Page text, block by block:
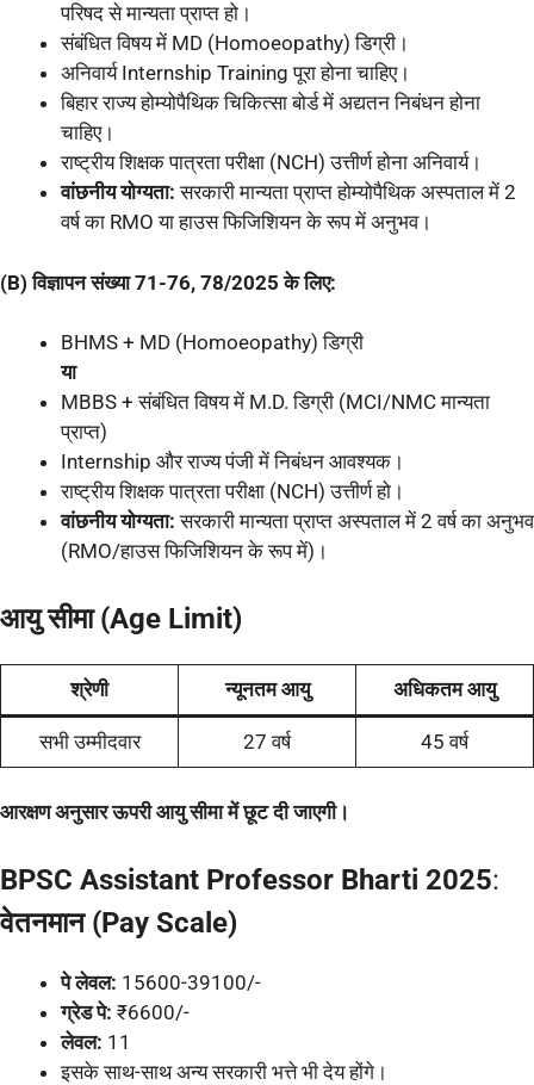
परिषद से मान्यता प्राप्त हो।
संबंधित विषय में MD (Homoeopathy) डिग्री।
अनिवार्य Internship Training पूरा होना चाहिए।
बिहार राज्य होम्योपैथिक चिकित्सा बोर्ड में अद्यतन निबंधन होना
चाहिए।
राष्ट्रीय शिक्षक पात्रता परीक्षा (NCH) उत्तीर्ण होना अनिवार्य।
वांछनीय योग्यता: सरकारी मान्यता प्राप्त होम्योपैथिक अस्पताल में 2
वर्ष का RMO या हाउस फिजिशियन के रूप में अनुभव।
(B) विज्ञापन संख्या 71-76, 78/2025 के लिए:
BHMS + MD (Homoeopathy) डिग्री
या
MBBS + संबंधित विषय में M.D. डिग्री (MCI/NMC मान्यता
प्राप्त)
Internship और राज्य पंजी में निबंधन आवश्यक।
राष्ट्रीय शिक्षक पात्रता परीक्षा (NCH) उत्तीर्ण हो।
वांछनीय योग्यता: सरकारी मान्यता प्राप्त अस्पताल में 2 वर्ष का अनुभव
(RMO/हाउस फिजिशियन के रूप में)।
आयु सीमा (Age Limit)
श्रेणी न्यूनतम आयु अधिकतम आयु
सभी उम्मीदवार 27 वर्ष 45 वर्ष
आरक्षण अनुसार ऊपरी आयु सीमा में छूट दी जाएगी।
BPSC Assistant Professor Bharti 2025:
वेतनमान (Pay Scale)
पे लेवल: 15600-39100/-
ग्रेड पे: ₹6600/-
लेवल: 11
इसके साथ-साथ अन्य सरकारी भत्ते भी देय होंगे।